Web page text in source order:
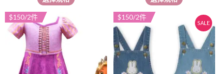
擇
選
項
擇
$150/2件
此
產
品
有
多
SALE
$150/2件